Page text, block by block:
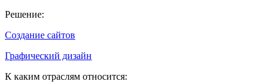
Решение:
Создание сайтов
Графический дизайн
К каким отраслям относится: